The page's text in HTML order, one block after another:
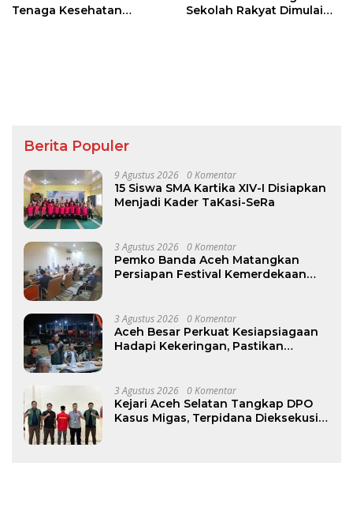
Tenaga Kesehatan
Sekolah Rakyat Dimulai
Berita Populer
9 Agustus 2026 0 Komentar
15 Siswa SMA Kartika XIV-I Disiapkan
Menjadi Kader TaKasi-SeRa
3 Agustus 2026 0 Komentar
Pemko Banda Aceh Matangkan
Persiapan Festival Kemerdekaan
3 Agustus 2026 0 Komentar
Aceh Besar Perkuat Kesiapsiagaan
Hadapi Kekeringan, Pastikan
3 Agustus 2026 0 Komentar
Kejari Aceh Selatan Tangkap DPO
Kasus Migas, Terpidana Dieksekusi